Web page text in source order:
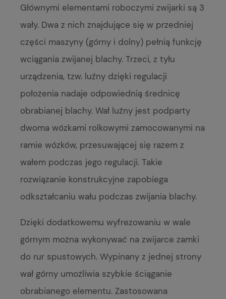
Głównymi elementami roboczymi zwijarki są 3
wały. Dwa z nich znajdujące się w przedniej
części maszyny (górny i dolny) pełnią funkcję
wciągania zwijanej blachy. Trzeci, z tyłu
urządzenia, tzw. luźny dzięki regulacji
położenia nadaje odpowiednią średnicę
obrabianej blachy. Wał luźny jest podparty
dwoma wózkami rolkowymi zamocowanymi na
ramie wózków, przesuwającej się razem z
wałem podczas jego regulacji. Takie
rozwiązanie konstrukcyjne zapobiega
odkształcaniu wału podczas zwijania blachy.
Dzięki dodatkowemu wyfrezowaniu w wale
górnym można wykonywać na zwijarce zamki
do rur spustowych. Wypinany z jednej strony
wał górny umożliwia szybkie ściąganie
obrabianego elementu. Zastosowana